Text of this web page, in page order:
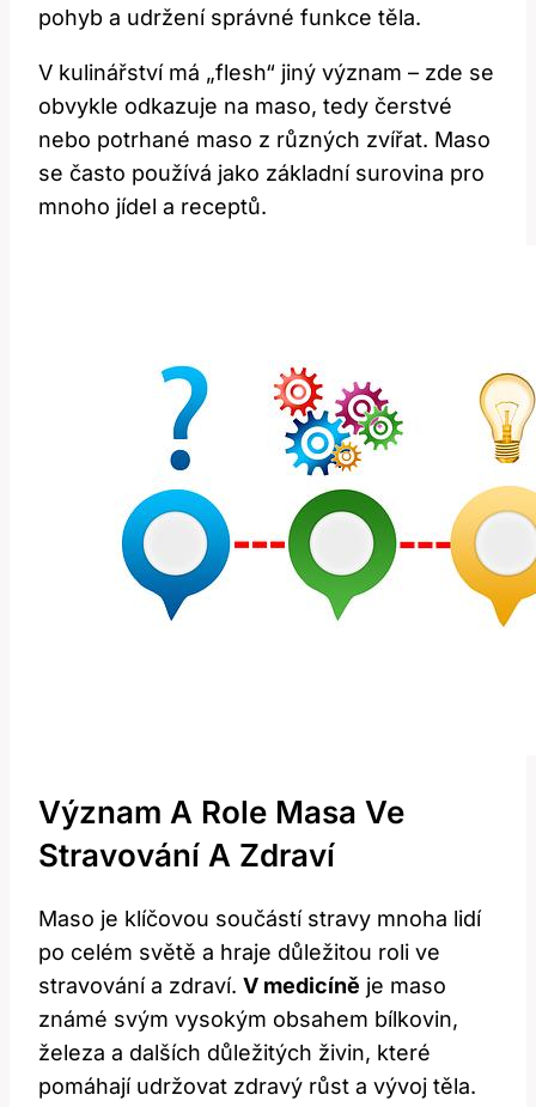
pohyb a udržení správné funkce těla.
V kulinářství má „flesh“ jiný význam – zde se
obvykle odkazuje na maso, tedy čerstvé
nebo potrhané maso z různých zvířat. Maso
se často používá jako základní surovina pro
mnoho jídel a receptů.
Význam A Role Masa Ve
Stravování A Zdraví
Maso je klíčovou součástí stravy mnoha lidí
po celém světě a hraje důležitou roli ve
stravování a zdraví. V medicíně je maso
známé svým vysokým obsahem bílkovin,
železa a dalších důležitých živin, které
pomáhají udržovat zdravý růst a vývoj těla.